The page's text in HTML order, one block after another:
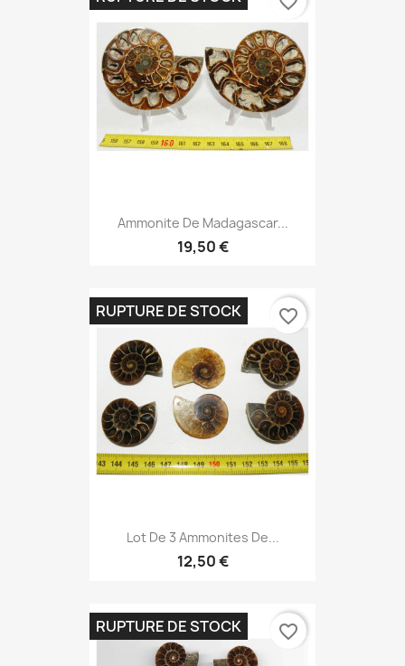
Ammonite De Madagascar...
19,50 €
Lot De 3 Ammonites De...
12,50 €
RUPTURE DE STOCK favorite_border
RUPTURE DE STOCK favorite_border